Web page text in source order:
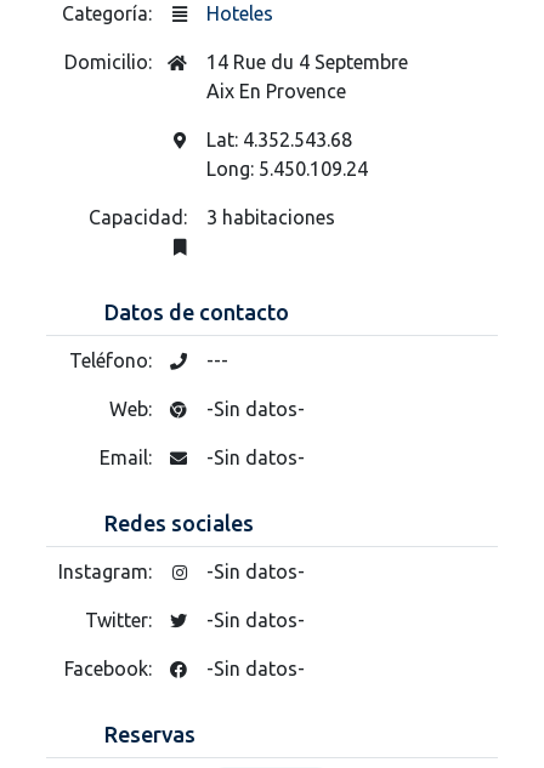
Categoría: Hoteles
Domicilio:
14 Rue du 4 Septembre
Aix En Provence
Lat: 4.352.543.68
Long: 5.450.109.24
Capacidad: 3 habitaciones
Datos de contacto
Teléfono: ---
Web: -Sin datos-
Email: -Sin datos-
Redes sociales
Instagram: -Sin datos-
Twitter: -Sin datos-
Facebook: -Sin datos-
Reservas